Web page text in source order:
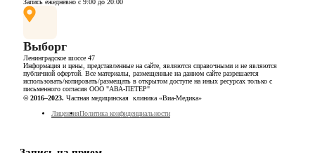
Выборг
Ленинградское шоссе 47
Информация и цены, представленные на сайте, являются справочными и не являются
публичной офертой. Все материалы, размещенные на данном сайте разрешается
использовать/копировать/размещать в открытом доступе на иных ресурсах только с
письменного согласия ООО "АВА-ПЕТЕР"
© 2016–2023. Частная медицинская клиника «Виа-Медика»
ЛицензияПолитика конфиденциальности